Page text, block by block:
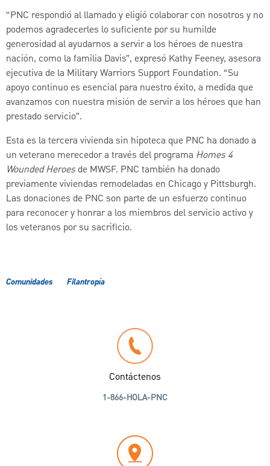
“PNC respondió al llamado y eligió colaborar con nosotros y no
podemos agradecerles lo suficiente por su humilde
generosidad al ayudarnos a servir a los héroes de nuestra
nación, como la familia Davis”, expresó Kathy Feeney, asesora
ejecutiva de la Military Warriors Support Foundation. “Su
apoyo continuo es esencial para nuestro éxito, a medida que
avanzamos con nuestra misión de servir a los héroes que han
prestado servicio”.
Esta es la tercera vivienda sin hipoteca que PNC ha donado a
un veterano merecedor a través del programa Homes 4
Wounded Heroes de MWSF. PNC también ha donado
previamente viviendas remodeladas en Chicago y Pittsburgh.
Las donaciones de PNC son parte de un esfuerzo continuo
para reconocer y honrar a los miembros del servicio activo y
los veteranos por su sacrificio.
Comunidades Filantropía
Contáctenos
1-866-HOLA-PNC